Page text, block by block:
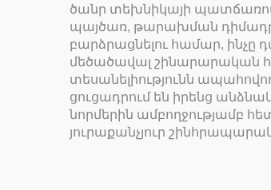
ծանր տեխնիկայի
պայծառ, թարախման
բարձրացնելու համար,
մեծածավալ շինարարական
տեսանելիությունն
ցուցադրում են իրենց
նորմերին ամբողջությամբ
յուրաքանչյուր